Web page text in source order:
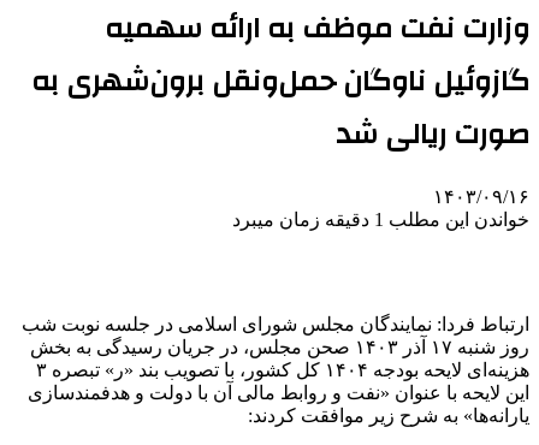
وزارت نفت موظف به ارائه سهمیه
گازوئیل ناوگان حمل‌ونقل برون‌شهری به
صورت ریالی شد
۱۴۰۳/۰۹/۱۶
خواندن این مطلب 1 دقیقه زمان میبرد
ارتباط فردا: نمایندگان مجلس شورای اسلامی در جلسه نوبت شب
روز شنبه ۱۷ آذر ۱۴۰۳ صحن مجلس، در جریان رسیدگی به بخش
هزینه‌ای لایحه بودجه ۱۴۰۴ کل کشور، با تصویب بند «ر» تبصره ۳
این لایحه با عنوان «نفت و روابط مالی آن با دولت و هدفمندسازی
یارانه‌ها» به شرح زیر موافقت کردند: